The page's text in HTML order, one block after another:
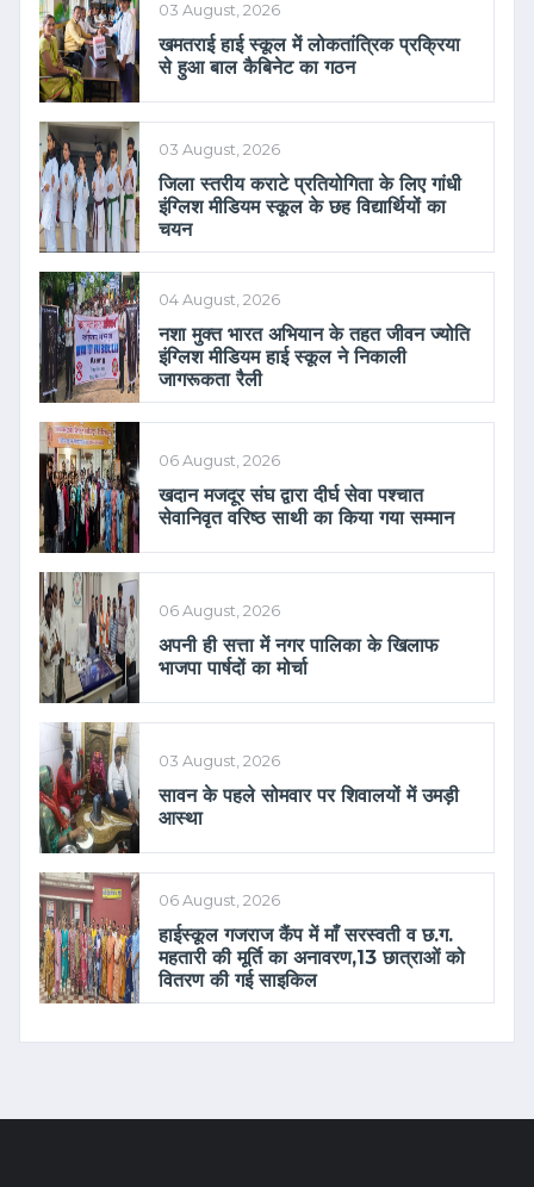
03 August, 2026
खमतराई हाई स्कूल में लोकतांत्रिक प्रक्रिया
से हुआ बाल कैबिनेट का गठन
03 August, 2026
जिला स्तरीय कराटे प्रतियोगिता के लिए गांधी
इंग्लिश मीडियम स्कूल के छह विद्यार्थियों का
चयन
04 August, 2026
नशा मुक्त भारत अभियान के तहत जीवन ज्योति
इंग्लिश मीडियम हाई स्कूल ने निकाली
जागरूकता रैली
06 August, 2026
खदान मजदूर संघ द्वारा दीर्घ सेवा पश्चात
सेवानिवृत वरिष्ठ साथी का किया गया सम्मान
06 August, 2026
अपनी ही सत्ता में नगर पालिका के खिलाफ
भाजपा पार्षदों का मोर्चा
03 August, 2026
सावन के पहले सोमवार पर शिवालयों में उमड़ी
आस्था
06 August, 2026
हाईस्कूल गजराज कैंप में माँ सरस्वती व छ.ग.
महतारी की मूर्ति का अनावरण,13 छात्राओं को
वितरण की गई साइकिल